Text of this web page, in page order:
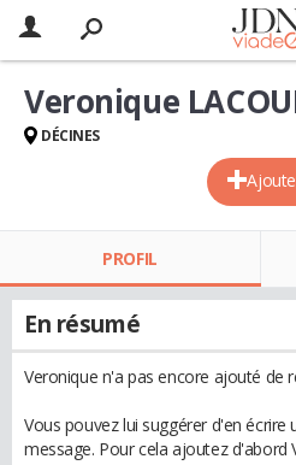
Veronique
DÉCINES
PROFIL
En résumé
Veronique n'a pas encore ajouté de
Vous pouvez lui suggérer d'en écrire
message. Pour cela ajoutez d'abord